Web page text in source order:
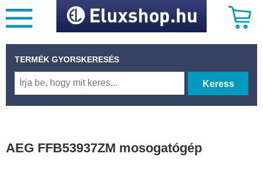
TERMÉK GYORSKERESÉS
Keress
AEG FFB53937ZM mosogatógép